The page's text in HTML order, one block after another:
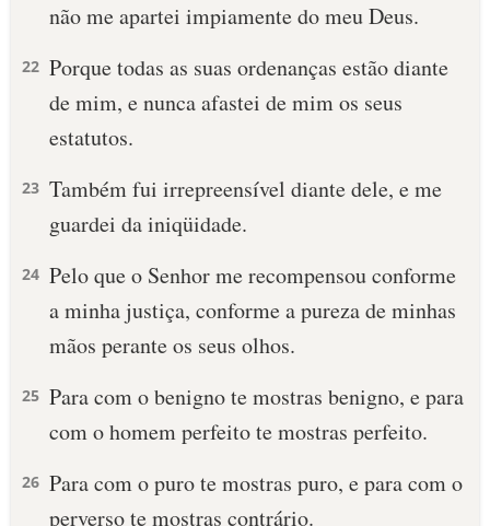
não me apartei impiamente do meu Deus.
22 Porque todas as suas ordenanças estão diante
de mim, e nunca afastei de mim os seus
estatutos.
23 Também fui irrepreensível diante dele, e me
guardei da iniqüidade.
24 Pelo que o Senhor me recompensou conforme
a minha justiça, conforme a pureza de minhas
mãos perante os seus olhos.
25 Para com o benigno te mostras benigno, e para
com o homem perfeito te mostras perfeito.
26 Para com o puro te mostras puro, e para com o
perverso te mostras contrário.